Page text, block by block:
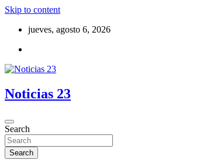
Skip to content
jueves, agosto 6, 2026
Noticias 23
Search
Search